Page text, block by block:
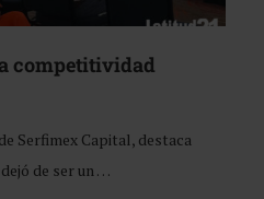
competitividad
Serfimex Capital, destaca
de ser un …